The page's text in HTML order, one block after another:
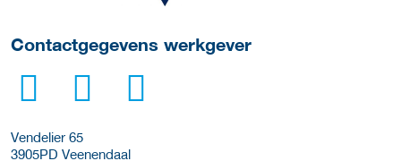
Contactgegevens werkgever
Vendelier 65
3905PD Veenendaal